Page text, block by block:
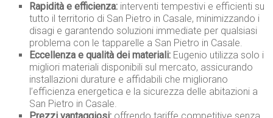
Rapidità e efficienza: interventi tempestivi e efficienti su
tutto il territorio di San Pietro in Casale, minimizzando i
disagi e garantendo soluzioni immediate per qualsiasi
problema con le tapparelle a San Pietro in Casale.
Eccellenza e qualità dei materiali: Eugenio utilizza solo i
migliori materiali disponibili sul mercato, assicurando
installazioni durature e affidabili che migliorano
l’efficienza energetica e la sicurezza delle abitazioni a
San Pietro in Casale.